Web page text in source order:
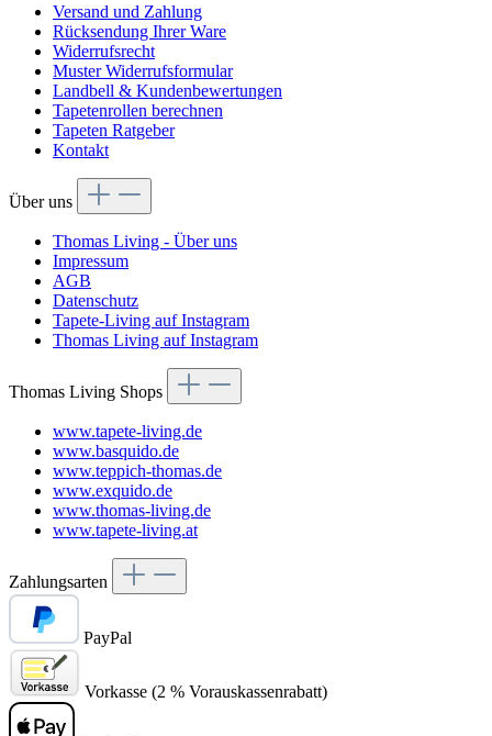
Versand und Zahlung
Rücksendung Ihrer Ware
Widerrufsrecht
Muster Widerrufsformular
Landbell & Kundenbewertungen
Tapetenrollen berechnen
Tapeten Ratgeber
Kontakt
Über uns
Thomas Living - Über uns
Impressum
AGB
Datenschutz
Tapete-Living auf Instagram
Thomas Living auf Instagram
Thomas Living Shops
www.tapete-living.de
www.basquido.de
www.teppich-thomas.de
www.exquido.de
www.thomas-living.de
www.tapete-living.at
Zahlungsarten
PayPal
Vorkasse (2 % Vorauskassenrabatt)